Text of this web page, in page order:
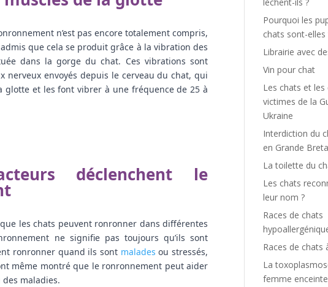
n’est pas encore totalement compris,
que cela se produit grâce à la vibration des
dans la gorge du chat. Ces vibrations sont
nerveux envoyés depuis le cerveau du chat, qui
glotte et les font vibrer à une fréquence de 25 à
déclenchent le
les chats peuvent ronronner dans différentes
ne signifie pas toujours qu’ils sont
ronronner quand ils sont malades ou stressés,
même montré que le ronronnement peut aider
maladies.
Pourquoi les
chats sont-elles
Librairie avec
Vin pour chat
Les chats et les
victimes de la
Ukraine
Interdiction du
en Grande
La toilette du
Les chats
leur nom ?
Races de chats
Races de chats
La
femme enceinte